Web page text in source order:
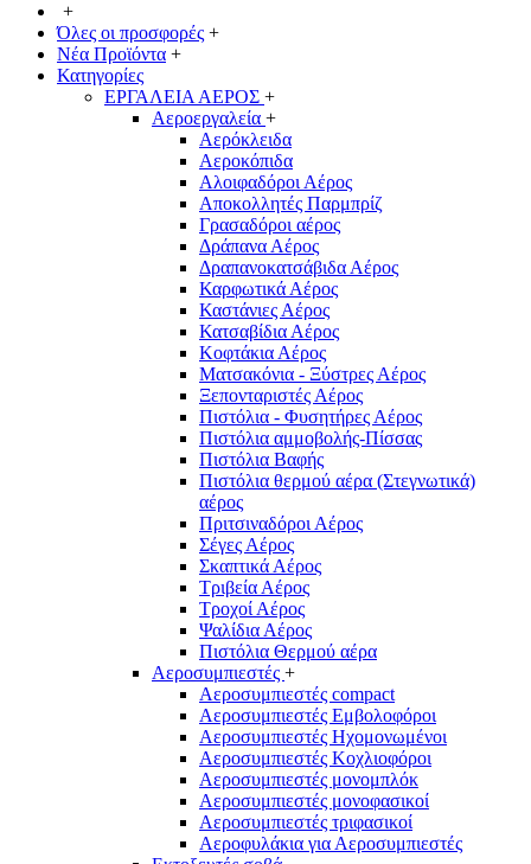
+
Όλες οι προσφορές +
Νέα Προϊόντα +
Κατηγορίες
ΕΡΓΑΛΕΙΑ ΑΕΡΟΣ +
Αεροεργαλεία +
Αερόκλειδα
Αεροκόπιδα
Αλοιφαδόροι Αέρος
Αποκολλητές Παρμπρίζ
Γρασαδόροι αέρος
Δράπανα Αέρος
Δραπανοκατσάβιδα Αέρος
Καρφωτικά Αέρος
Καστάνιες Αέρος
Κατσαβίδια Αέρος
Κοφτάκια Αέρος
Ματσακόνια - Ξύστρες Αέρος
Ξεπονταριστές Αέρος
Πιστόλια - Φυσητήρες Αέρος
Πιστόλια αμμοβολής-Πίσσας
Πιστόλια Βαφής
Πιστόλια θερμού αέρα (Στεγνωτικά)
αέρος
Πριτσιναδόροι Αέρος
Σέγες Αέρος
Σκαπτικά Αέρος
Τριβεία Αέρος
Τροχοί Αέρος
Ψαλίδια Αέρος
Πιστόλια Θερμού αέρα
Αεροσυμπιεστές +
Αεροσυμπιεστές compact
Αεροσυμπιεστές Εμβολοφόροι
Αεροσυμπιεστές Ηχομονωμένοι
Αεροσυμπιεστές Κοχλιοφόροι
Αεροσυμπιεστές μονομπλόκ
Αεροσυμπιεστές μονοφασικοί
Αεροσυμπιεστές τριφασικοί
Αεροφυλάκια για Αεροσυμπιεστές